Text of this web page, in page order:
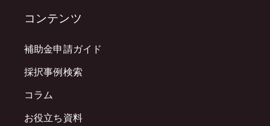
コンテンツ
補助金申請ガイド
採択事例検索
コラム
お役立ち資料